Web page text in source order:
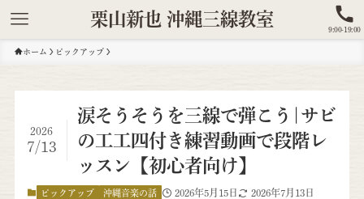
栗山新也 沖縄三線教室
9:00-19:00
ホーム ピックアップ
涙そうそうを三線で弾こう|サビ
の工工四付き練習動画で段階レ
ッスン【初心者向け】
2026
7/13
ピックアップ 沖縄音楽の話 2026年5月15日 2026年7月13日